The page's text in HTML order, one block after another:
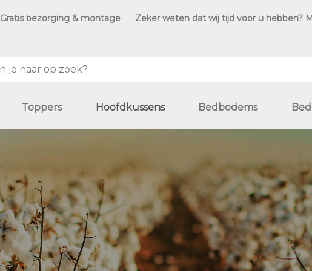
Gratis bezorging & montage Zeker weten dat wij tijd voor u hebben?
Toppers Hoofdkussens Bedbodems